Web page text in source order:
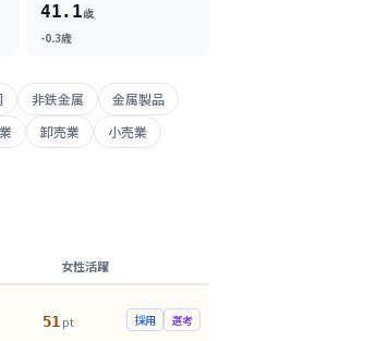
41.1歳
-0.3歳
非鉄金属
金属製品
卸売業
小売業
女性活躍
51 pt 採用 選考